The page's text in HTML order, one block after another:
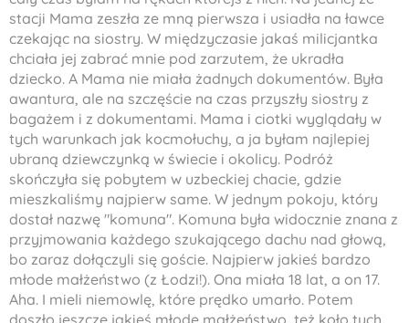
stacji Mama zeszła ze mną pierwsza i usiadła na ławce
czekając na siostry. W międzyczasie jakaś milicjantka
chciała jej zabrać mnie pod zarzutem, że ukradła
dziecko. A Mama nie miała żadnych dokumentów. Była
awantura, ale na szczęście na czas przyszły siostry z
bagażem i z dokumentami. Mama i ciotki wyglądały w
tych warunkach jak kocmołuchy, a ja byłam najlepiej
ubraną dziewczynką w świecie i okolicy. Podróż
skończyła się pobytem w uzbeckiej chacie, gdzie
mieszkaliśmy najpierw same. W jednym pokoju, który
dostał nazwę "komuna". Komuna była widocznie znana z
przyjmowania każdego szukającego dachu nad głową,
bo zaraz dołączyli się goście. Najpierw jakieś bardzo
młode małżeństwo (z Łodzi!). Ona miała 18 lat, a on 17.
Aha. I mieli niemowlę, które prędko umarło. Potem
doszło jeszcze jakieś młode małżeństwo, też koło tych